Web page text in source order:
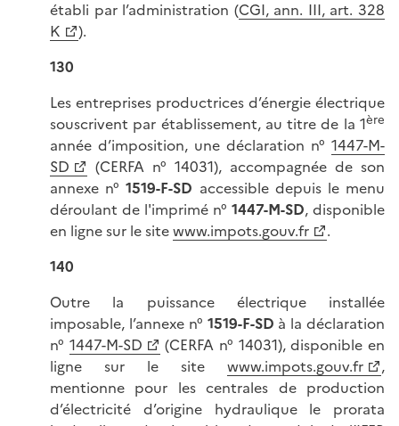
établi par l’administration (CGI, ann. III, art. 328
K
).
130
Les entreprises productrices d’énergie électrique
souscrivent par établissement, au titre de la 1ère
année d’imposition, une déclaration n° 1447-M-
SD
(CERFA n° 14031), accompagnée de son
annexe n°1519-F-SD accessible depuis le menu
déroulant de l'imprimé n° 1447-M-SD, disponible
en ligne sur le sitewww.impots.gouv.fr
.
140
Outre la puissance électrique installée
imposable, l’annexe n° 1519-F-SD à la déclaration
n° 1447-M-SD
(CERFA n° 14031), disponible en
ligne sur le site www.impots.gouv.fr
,
mentionne pour les centrales de production
d’électricité d’origine hydraulique le prorata